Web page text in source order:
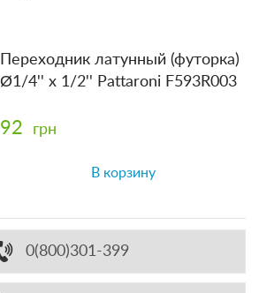
Переходник латунный (футорка)
Ø1/4'' x 1/2'' Pattaroni F593R003
92 грн
В корзину
0(800)301-399